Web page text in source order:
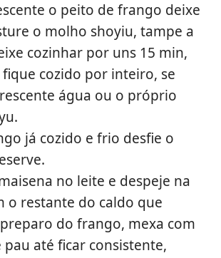
o peito de frango deixe
o molho shoyiu, tampe a
cozinhar por uns 15 min,
cozido por inteiro, se
água ou o próprio
já cozido e frio desfie o
no leite e despeje na
o restante do caldo que
do frango, mexa com
pau até ficar consistente,